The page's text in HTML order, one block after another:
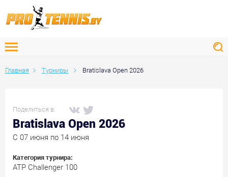
Главная Турниры Bratislava Open 2026
Поделиться в:
Bratislava Open 2026
C 07 июня по 14 июня
Категория турнира:
ATP Challenger 100